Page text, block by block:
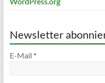
Newsletter
E-Mail *